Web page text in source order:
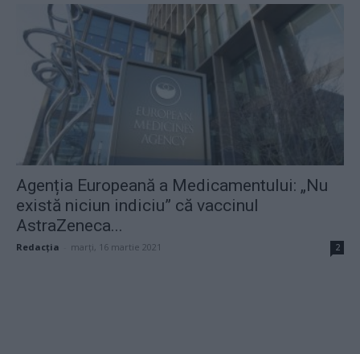
Agenția Europeană a Medicamentului: „Nu
există niciun indiciu” că vaccinul
AstraZeneca...
Redacţia marți, 16 martie 2021 2